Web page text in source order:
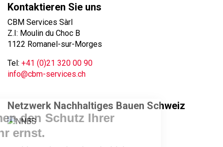
Kontaktieren Sie uns
CBM Services Sàrl
Z.I: Moulin du Choc B
1122 Romanel-sur-Morges
Tel: +41 (0)21 320 00 90
info@cbm-services.ch
Netzwerk Nachhaltiges Bauen Schweiz